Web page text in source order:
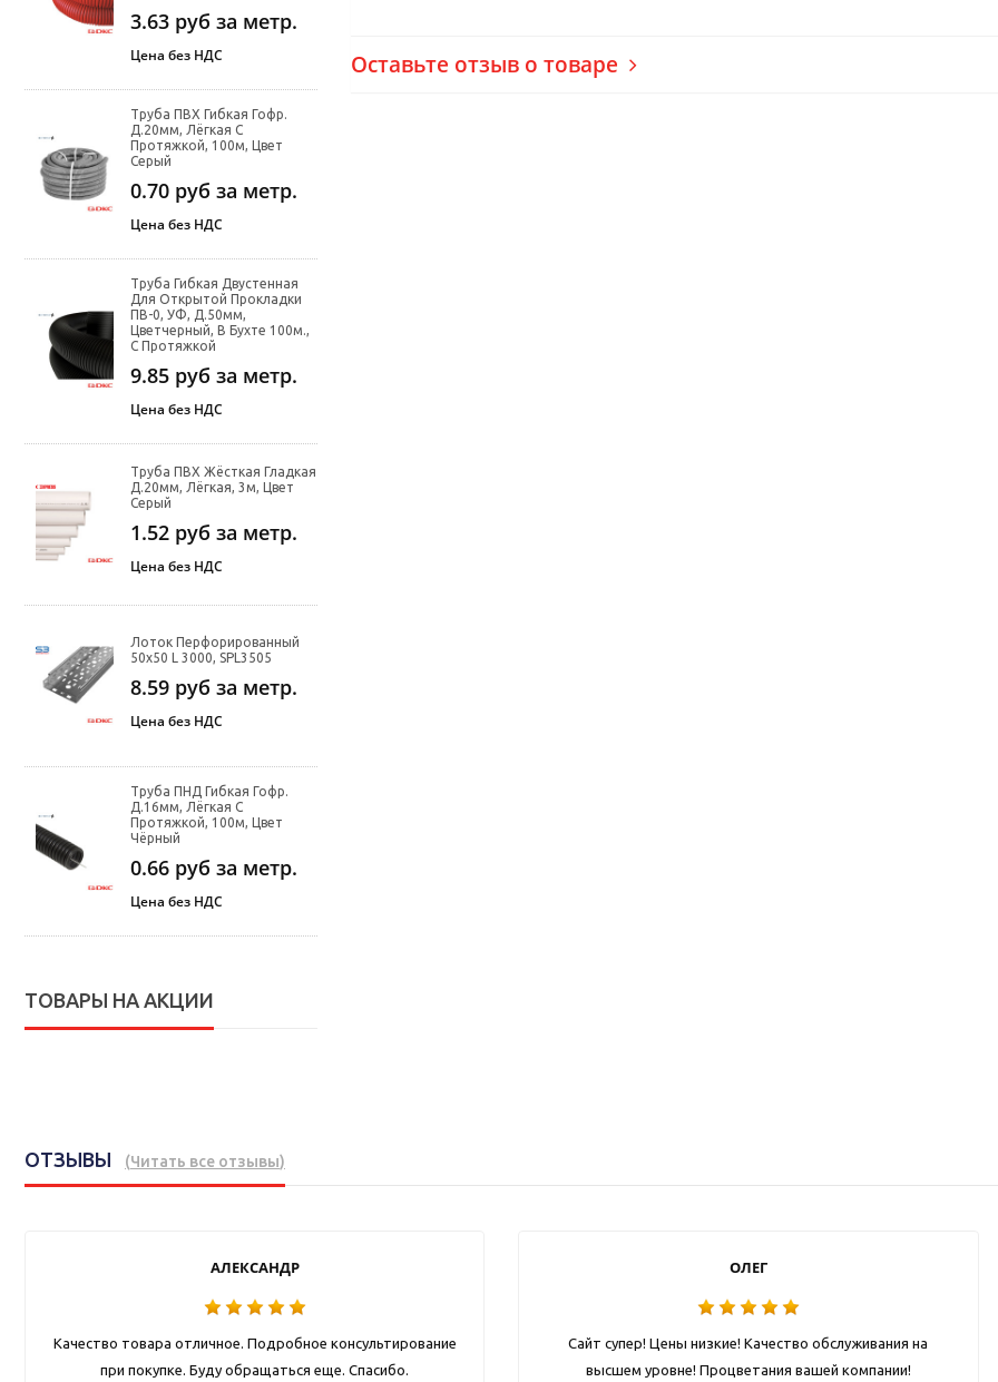
3.63 руб за метр.
Цена без НДС
Труба ПВХ Гибкая Гофр.
Д.20мм, Лёгкая С
Протяжкой, 100м, Цвет
Серый
0.70 руб за метр.
Цена без НДС
Труба Гибкая Двустенная
Для Открытой Прокладки
ПВ-0, УФ, Д.50мм,
Цветчерный, В Бухте 100м.,
С Протяжкой
9.85 руб за метр.
Цена без НДС
Труба ПВХ Жёсткая Гладкая
Д.20мм, Лёгкая, 3м, Цвет
Серый
1.52 руб за метр.
Цена без НДС
Лоток Перфорированный
50х50 L 3000, SPL3505
8.59 руб за метр.
Цена без НДС
Труба ПНД Гибкая Гофр.
Д.16мм, Лёгкая С
Протяжкой, 100м, Цвет
Чёрный
0.66 руб за метр.
Цена без НДС
ТОВАРЫ НА АКЦИИ
Оставьте отзыв о товаре
ОТЗЫВЫ (Читать все отзывы)
АЛЕКСАНДР
Качество товара отличное. Подробное консультирование
при покупке. Буду обращаться еще. Спасибо.
ОЛЕГ
Сайт супер! Цены низкие! Качество обслуживания на
высшем уровне! Процветания вашей компании!